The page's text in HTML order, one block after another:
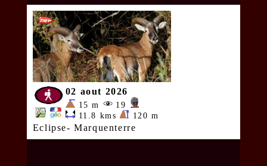
02 aout 2026
15 m
19
11.8 kms
120 m
Eclipse- Marquenterre